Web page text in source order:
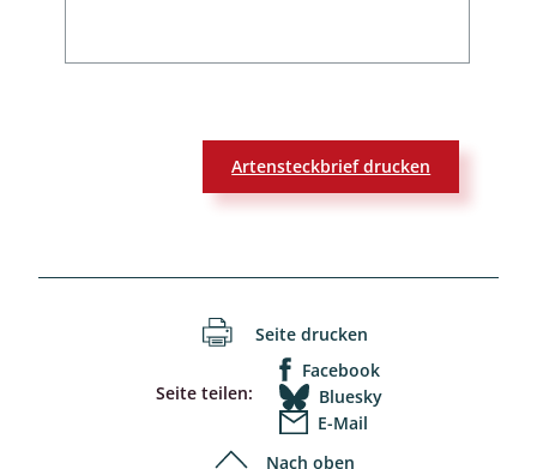
Artensteckbrief drucken
Seite drucken
Seite teilen:
Facebook
Bluesky
E-Mail
Nach oben